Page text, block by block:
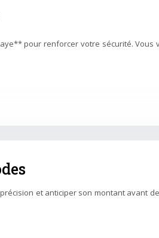
pour renforcer votre sécurité.
et anticiper son montant avant